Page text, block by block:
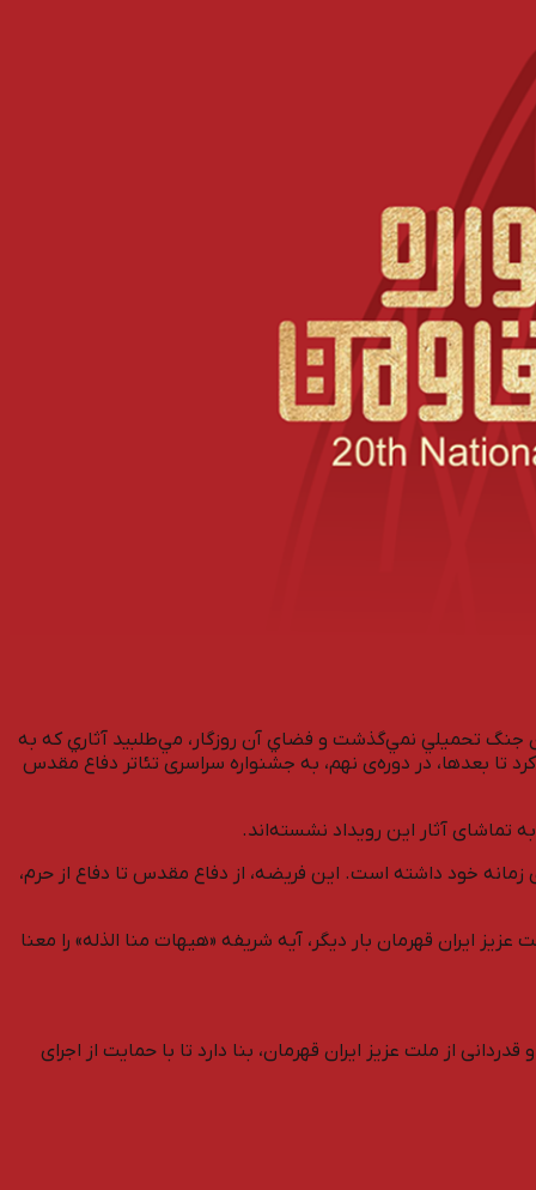
1373، در حالي برگزار شد که چند سالي بيشتر از پايان جنگ تحميلي نمي‌گذشت و فضاي آن روزگار، مي‌طلبيد آثاري که به
تا بعدها، در دوره‌ی نهم، به جشنواره سراسری تئاتر دفاع مقدس
خود داشته است. این فریضه، از دفاع مقدس تا دفاع از حرم،
بین‌المللی تئاتر مقاومت رسیده است که چند ماهی از دفاع مقدس ۱۲ روزه نمی‌گذرد و ملت عزیز ایران قهرمان بار دیگر، آیه شریفه «هیهات منا الذله» را معنا
شهدای جنگ تحمیلی ۱۲ روزه با آمریکا و رژیم صهیونیستی و قدردانی از ملت عزیز ایران قهرمان، بنا دارد تا با حمایت از اجرای